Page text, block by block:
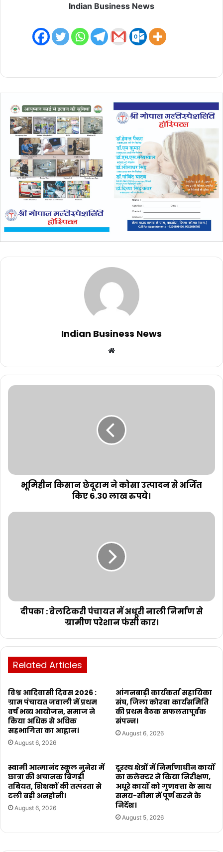
Indian Business News
Indian Business News
Website
भूमिहीन किसान छेदूराम ने कोसा उत्पादन से अर्जित
किए 6.30 लाख रुपये।
दीपका : बेलटिकरी पंचायत में अधूरी नाली निर्माण से
ग्रामीण परेशान फंसी कार।
Related Articles
विश्व आदिवासी दिवस 2026 :
ग्राम पंचायत जवाली में प्रथम
वर्ष भव्य आयोजन, समाज ने
किया अधिक से अधिक
सहभागिता का आह्वान।
August 6, 2026
आंगनबाड़ी कार्यकर्ता सहायिका
संघ, जिला कोरबा कार्यसमिति
की प्रथम बैठक सफलतापूर्वक
संपन्न।
August 6, 2026
स्वामी आत्मानंद स्कूल नुनेरा में
छात्रा की अचानक बिगड़ी
तबियत, शिक्षकों की तत्परता से
टली बड़ी अनहोनी।
August 6, 2026
दूरस्थ क्षेत्रों में निर्माणाधीन कार्यों
का कलेक्टर ने किया निरीक्षण,
अधूरे कार्यो को गुणवत्ता के साथ
समय-सीमा में पूर्ण करने के
निर्देश।
August 5, 2026